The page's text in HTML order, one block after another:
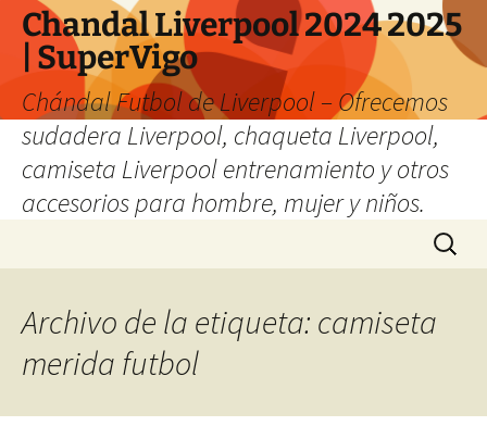
Chandal Liverpool 2024 2025
| SuperVigo
Chándal Futbol de Liverpool – Ofrecemos
sudadera Liverpool, chaqueta Liverpool,
camiseta Liverpool entrenamiento y otros
accesorios para hombre, mujer y niños.
Buscar:
Archivo de la etiqueta: camiseta
merida futbol